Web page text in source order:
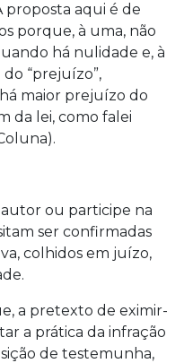
proposta aqui é de
porque, à uma, não
há nulidade e, à
“prejuízo”,
maior prejuízo do
da lei, como falei
ou participe na
ser confirmadas
colhidos em juízo,
a pretexto de eximir-
a prática da infração
de testemunha,